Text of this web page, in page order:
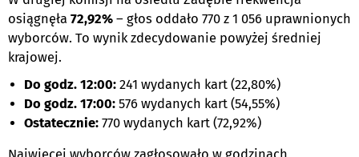
osiągnęła 72,92% – głos oddało 770 z 1 056 uprawnionych
wyborców. To wynik zdecydowanie powyżej średniej
krajowej.
Do godz. 12:00: 241 wydanych kart (22,80%)
Do godz. 17:00: 576 wydanych kart (54,55%)
Ostatecznie: 770 wydanych kart (72,92%)